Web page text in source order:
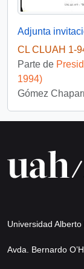
Adjunta
CL CLUAH 1-
Parte de
1994)
Gómez
Universidad
Avda. Bernardo